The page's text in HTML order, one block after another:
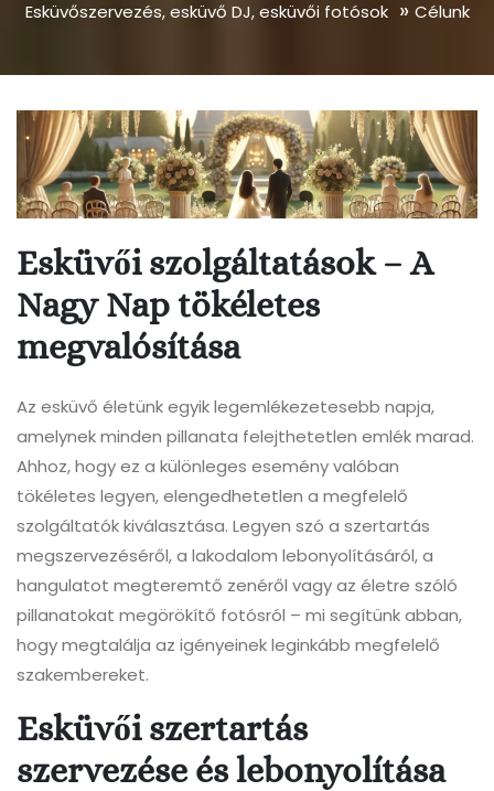
Esküvőszervezés, esküvő DJ, esküvői fotósok» Célunk
Esküvői szolgáltatások – A
Nagy Nap tökéletes
megvalósítása
Az esküvő életünk egyik legemlékezetesebb napja,
amelynek minden pillanata felejthetetlen emlék marad.
Ahhoz, hogy ez a különleges esemény valóban
tökéletes legyen, elengedhetetlen a megfelelő
szolgáltatók kiválasztása. Legyen szó a szertartás
megszervezéséről, a lakodalom lebonyolításáról, a
hangulatot megteremtő zenéről vagy az életre szóló
pillanatokat megörökítő fotósról – mi segítünk abban,
hogy megtalálja az igényeinek leginkább megfelelő
szakembereket.
Esküvői szertartás
szervezése és lebonyolítása